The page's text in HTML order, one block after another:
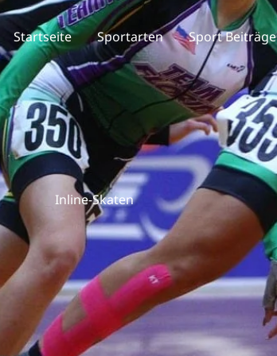
Startseite Sportarten Sport Beiträge
Inline-Skaten